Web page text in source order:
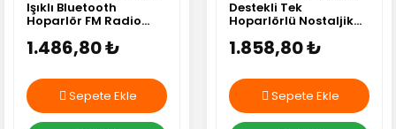
Işıklı Bluetooth
Hoparlör FM Radio
1.486,80 ₺
Sepete Ekle
Destekli Tek
Hoparlörlü Nostaljik
1.858,80 ₺
Sepete Ekle